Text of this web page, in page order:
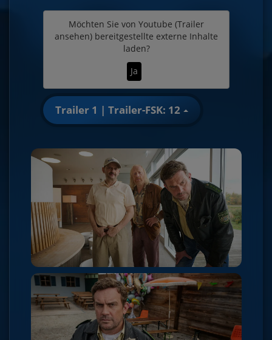
Möchten Sie von Youtube (Trailer
ansehen) bereitgestellte externe Inhalte
laden?
Ja
Trailer 1 | Trailer-FSK: 12